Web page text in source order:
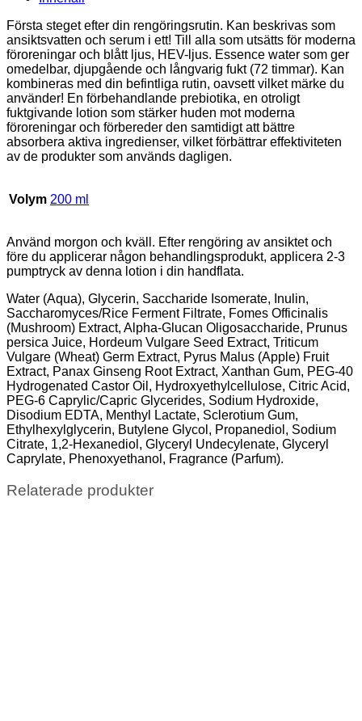
Första steget efter din rengöringsrutin. Kan beskrivas som
ansiktsvatten och serum i ett! Till alla som utsätts för moderna
föroreningar och blått ljus, HEV-ljus. Essence water som ger
omedelbar, djupgående och långvarig fukt (72 timmar). Kan
kombineras med din befintliga rutin, oavsett vilket märke du
använder! En förbehandlande prebiotika, en otroligt
fuktgivande lotion som stärker huden mot moderna
föroreningar och förbereder den samtidigt att bättre
absorbera aktiva ingredienser, vilket förbättrar effektiviteten
av de produkter som används dagligen.
Volym 200 ml
Använd morgon och kväll. Efter rengöring av ansiktet och
före du applicerar någon behandlingsprodukt, applicera 2-3
pumptryck av denna lotion i din handflata.
Water (Aqua), Glycerin, Saccharide Isomerate, Inulin,
Saccharomyces/Rice Ferment Filtrate, Fomes Officinalis
(Mushroom) Extract, Alpha-Glucan Oligosaccharide, Prunus
persica Juice, Hordeum Vulgare Seed Extract, Triticum
Vulgare (Wheat) Germ Extract, Pyrus Malus (Apple) Fruit
Extract, Panax Ginseng Root Extract, Xanthan Gum, PEG-40
Hydrogenated Castor Oil, Hydroxyethylcellulose, Citric Acid,
PEG-6 Caprylic/Capric Glycerides, Sodium Hydroxide,
Disodium EDTA, Menthyl Lactate, Sclerotium Gum,
Ethylhexylglycerin, Butylene Glycol, Propanediol, Sodium
Citrate, 1,2-Hexanediol, Glyceryl Undecylenate, Glyceryl
Caprylate, Phenoxyethanol, Fragrance (Parfum).
Relaterade produkter